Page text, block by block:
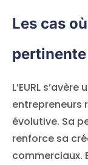
Les cas
pertinente
L’EURL
entrepreneurs
évolutive. Sa
renforce sa
commerciaux.